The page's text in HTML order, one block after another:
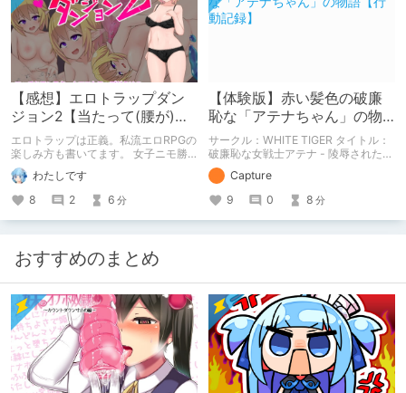
【感想】エロトラップダン
ジョン2【当たって(腰が)砕
けろ(意味深)なRPG】
エロトラップは正義。私流エロRPGの
楽しみ方も書いてます。 女子ニモ勝
テズさんのエロトラップダンジョン2
の感想記事です。 他にも感想記事を
書いてますので良かったらどうぞで
す！
わたしです
8
2 6 分
【体験版】赤い髪色の破廉
恥な「アテナちゃん」の物
語【行動記録】
サークル：WHITE TIGER タイトル：
破廉恥な女戦士アテナ - 陵辱された乙
女た(体験版) 予告開始日：2020年12
月09日 予告作品の体験版の内容を中
心に紹介しているまとめ記事です。
体験版の「ネタバレ」を含んだ内容を
まとめているので、苦手な方は注意し
Capture
9
0 8 分
おすすめのまとめ